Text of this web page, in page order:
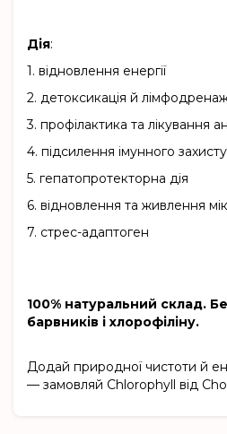
Дія:
1. відновлення енергії
2. детоксикація й
3. профілактика та лікування
4. підсилення імунного захисту
5. гепатопротекторна дія
6. відновлення та живлення
7. стрес-адаптоген
100% натуральний склад.
барвників і хлорофіліну.
Додай природної чистоти й
— замовляй Chlorophyll від